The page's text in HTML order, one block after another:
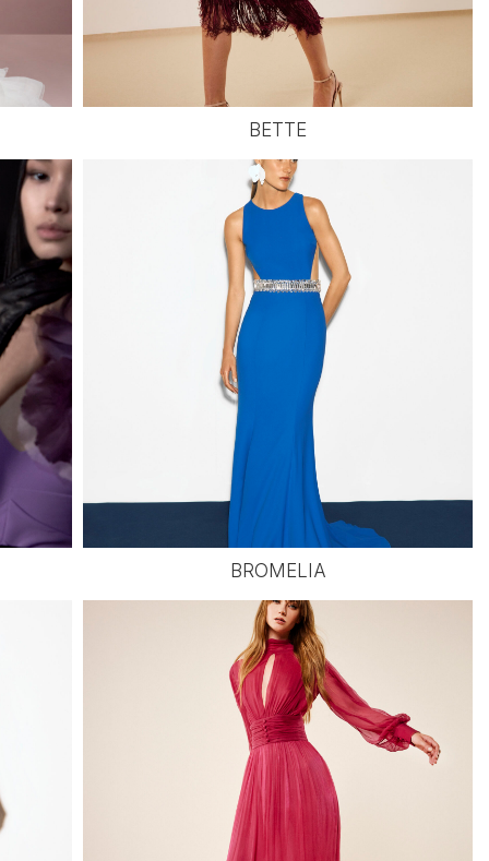
BETTE
BROMELIA